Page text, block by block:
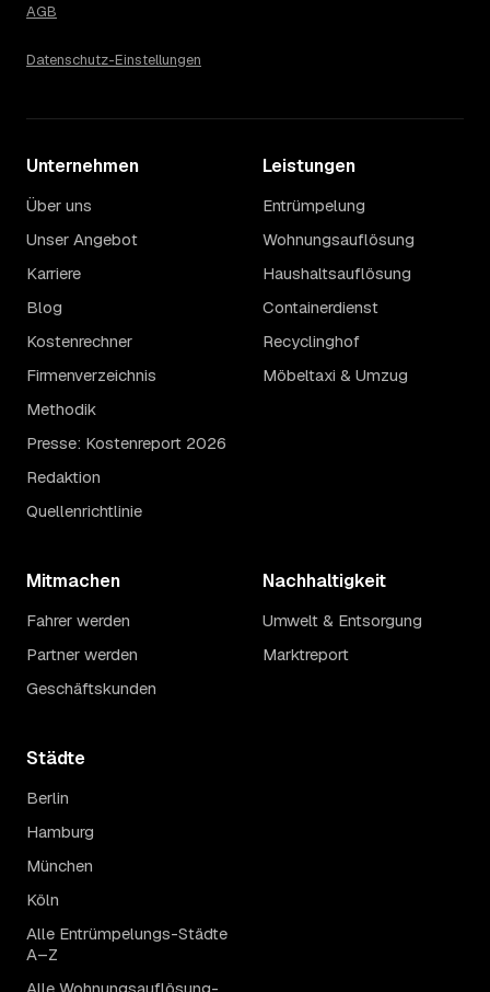
AGB
Datenschutz-Einstellungen
Unternehmen
Über uns
Unser Angebot
Karriere
Blog
Kostenrechner
Firmenverzeichnis
Methodik
Presse: Kostenreport 2026
Redaktion
Quellenrichtlinie
Leistungen
Entrümpelung
Wohnungsauflösung
Haushaltsauflösung
Containerdienst
Recyclinghof
Möbeltaxi & Umzug
Mitmachen
Fahrer werden
Partner werden
Geschäftskunden
Nachhaltigkeit
Umwelt & Entsorgung
Marktreport
Städte
Berlin
Hamburg
München
Köln
Alle Entrümpelungs-Städte
A–Z